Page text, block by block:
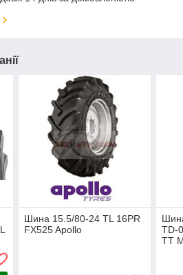
Шина 15.5/80-24 TL 16PR
FX525 Apollo
TD-
TT